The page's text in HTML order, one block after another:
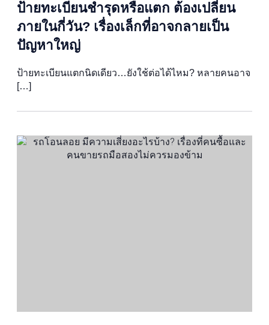
ป้ายทะเบียนชำรุดหรือแตก ต้องเปลี่ยน
ภายในกี่วัน? เรื่องเล็กที่อาจกลายเป็น
ปัญหาใหญ่
ป้ายทะเบียนแตกนิดเดียว…ยังใช้ต่อได้ไหม? หลายคนอาจ
[…]